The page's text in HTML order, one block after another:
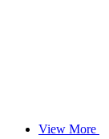
View More